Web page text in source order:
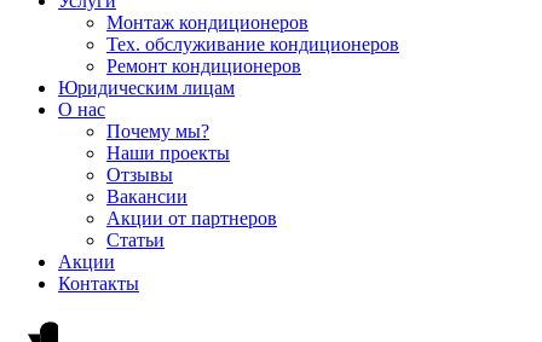
Монтаж кондиционеров
Тех. обслуживание кондиционеров
Ремонт кондиционеров
Юридическим лицам
О нас
Почему мы?
Наши проекты
Отзывы
Вакансии
Акции от партнеров
Статьи
Акции
Контакты